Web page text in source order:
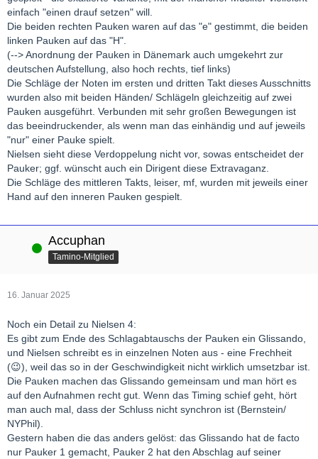
einfach "einen drauf setzen" will.
Die beiden rechten Pauken waren auf das "e" gestimmt, die beiden
linken Pauken auf das "H".
(--> Anordnung der Pauken in Dänemark auch umgekehrt zur
deutschen Aufstellung, also hoch rechts, tief links)
Die Schläge der Noten im ersten und dritten Takt dieses Ausschnitts
wurden also mit beiden Händen/ Schlägeln gleichzeitig auf zwei
Pauken ausgeführt. Verbunden mit sehr großen Bewegungen ist
das beeindruckender, als wenn man das einhändig und auf jeweils
"nur" einer Pauke spielt.
Nielsen sieht diese Verdoppelung nicht vor, sowas entscheidet der
Pauker; ggf. wünscht auch ein Dirigent diese Extravaganz.
Die Schläge des mittleren Takts, leiser, mf, wurden mit jeweils einer
Hand auf den inneren Pauken gespielt.
Online Accuphan
Tamino-Mitglied
16. Januar 2025
Noch ein Detail zu Nielsen 4:
Es gibt zum Ende des Schlagabtauschs der Pauken ein Glissando,
und Nielsen schreibt es in einzelnen Noten aus - eine Frechheit
(😉), weil das so in der Geschwindigkeit nicht wirklich umsetzbar ist.
Die Pauken machen das Glissando gemeinsam und man hört es
auf den Aufnahmen recht gut. Wenn das Timing schief geht, hört
man auch mal, dass der Schluss nicht synchron ist (Bernstein/
NYPhil).
Gestern haben die das anders gelöst: das Glissando hat de facto
nur Pauker 1 gemacht, Pauker 2 hat den Abschlag auf seiner